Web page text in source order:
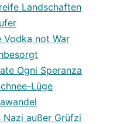
Landschaften
Vodka not War
Ogni Speranza
Lüge
Nazi außer Grüfzi